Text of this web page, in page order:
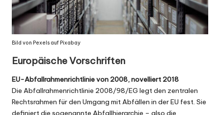
Bild von Pexels auf Pixabay
Europäische Vorschriften
EU-Abfallrahmenrichtlinie von 2008, novelliert 2018
Die Abfallrahmenrichtlinie 2008/98/EG legt den zentralen
Rechtsrahmen für den Umgang mit Abfällen in der EU fest. Sie
definiert die sogenannte Abfallhierarchie – also die